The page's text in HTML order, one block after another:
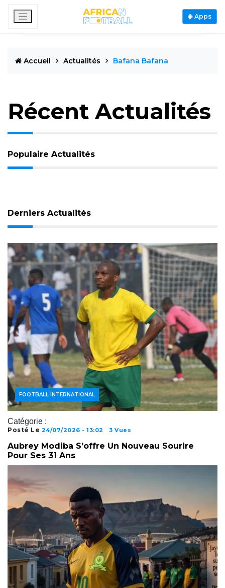
Apps
Accueil Actualités Bafana Bafana
Récent Actualités
Populaire Actualités
Derniers Actualités
Catégorie :
ACTUALITÉS FOOTBALL
FOOTBALL AFRICAIN
FOOTBALL INTERNATIONAL
Posté Le 24/07/2026 - 13:02 3 Vues
Aubrey Modiba S’offre Un Nouveau Sourire
Pour Ses 31 Ans